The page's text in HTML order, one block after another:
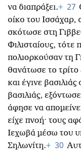
να διαπράξει.+ 27
οίκο του Ισσάχαρ,
σκότωσε στη
Φιλισταίους,
πολιορκούσαν τη
θανάτωσε το
και έγινε
βασιλιάς,
άφησε να
είχε πνοή· τους
Ιεχωβά μέσω του
Σηλωνίτη.+ 30